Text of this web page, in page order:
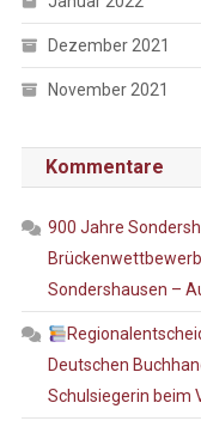
Dezember 2021
November 2021
Kommentare
900 Jahre
Sondershausen –
Deutschen
Schulsiegerin beim